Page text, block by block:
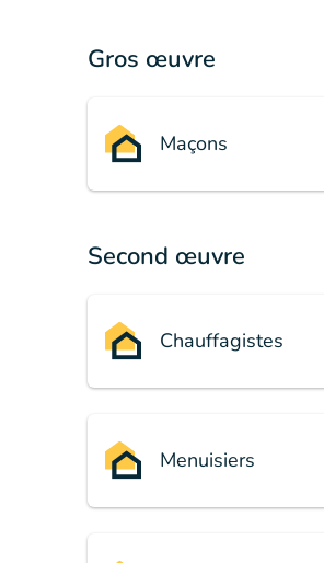
Gros œuvre
Maçons
Second œuvre
Chauffagistes
Menuisiers